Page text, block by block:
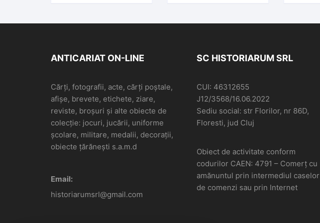
ANTICARIAT ON-LINE
Cărți, fotografii, acte, cărți poștale,
afișe, brevete, etichete, ziare,
reviste, broșuri și alte obiecte de
colecție: jocuri, jucării, uniforme
școlare, militare, medalii, decorații,
obiecte țărănești s.a.m.d
Email:
historiarumsrl@gmail.com
SC HISTORIARUM SRL
CUI: 46312655
J12/3568/16.06.2022
Sediu social: str Florilor, nr 86D,
Floresti, jud Cluj
Obiect de activitate conform
codurilor CAEN: 4791 – Comerţ cu
amănuntul prin intermediul caselor
de comenzi sau prin Internet